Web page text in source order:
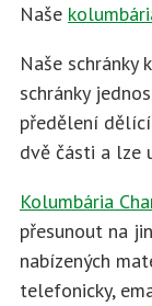
Naše
Naše
schránky
předělení
dvě části a lze
Kolumbária
přesunout na
nabízených
telefonicky,